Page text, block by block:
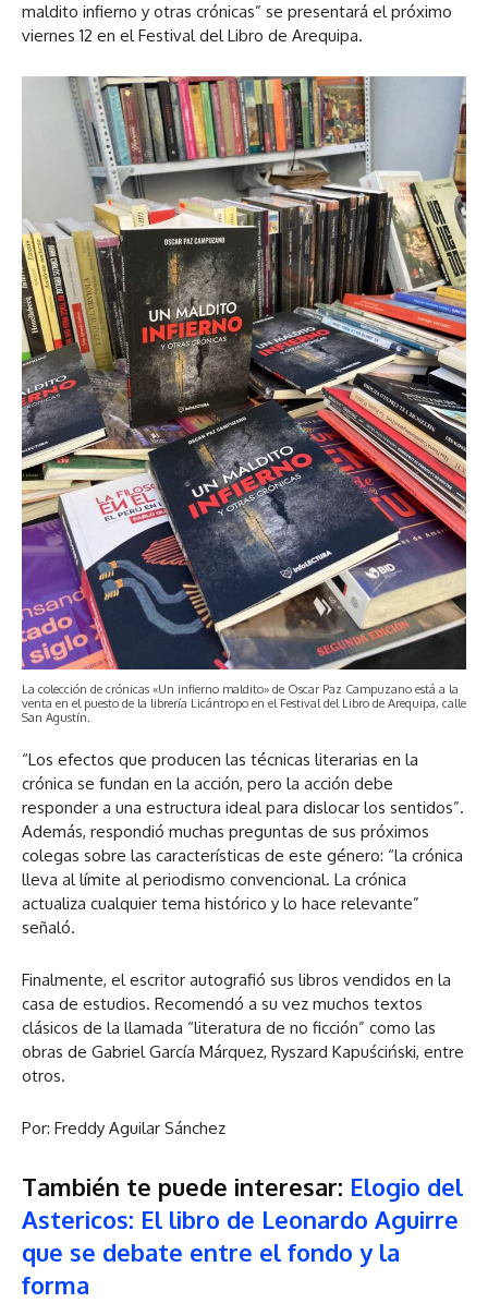
maldito infierno y otras crónicas” se presentará el próximo
viernes 12 en el Festival del Libro de Arequipa.
La colección de crónicas «Un infierno maldito» de Oscar Paz Campuzano está a la
venta en el puesto de la librería Licántropo en el Festival del Libro de Arequipa, calle
San Agustín.
“Los efectos que producen las técnicas literarias en la
crónica se fundan en la acción, pero la acción debe
responder a una estructura ideal para dislocar los sentidos”.
Además, respondió muchas preguntas de sus próximos
colegas sobre las características de este género: “la crónica
lleva al límite al periodismo convencional. La crónica
actualiza cualquier tema histórico y lo hace relevante”
señaló.
Finalmente, el escritor autografió sus libros vendidos en la
casa de estudios. Recomendó a su vez muchos textos
clásicos de la llamada “literatura de no ficción” como las
obras de Gabriel García Márquez, Ryszard Kapuściński, entre
otros.
Por: Freddy Aguilar Sánchez
También te puede interesar: Elogio del
Astericos: El libro de Leonardo Aguirre
que se debate entre el fondo y la
forma